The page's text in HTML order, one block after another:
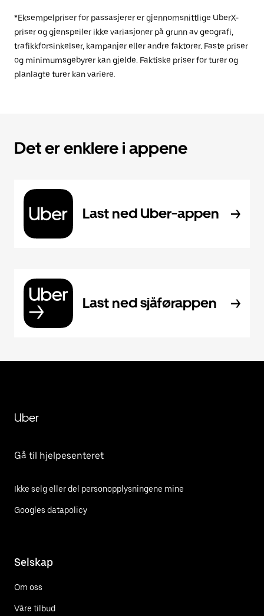
*Eksempelpriser for passasjerer er gjennomsnittlige UberX-
priser og gjenspeiler ikke variasjoner på grunn av geografi,
trafikkforsinkelser, kampanjer eller andre faktorer. Faste priser
og minimumsgebyrer kan gjelde. Faktiske priser for turer og
planlagte turer kan variere.
Det er enklere i appene
Last ned Uber-appen
Last ned sjåførappen
Uber
Gå til hjelpesenteret
Ikke selg eller del personopplysningene mine
Googles datapolicy
Selskap
Om oss
Våre tilbud